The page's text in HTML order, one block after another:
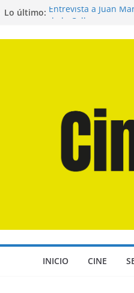
Lo último: Entrevista a Juan
INICIO CINE